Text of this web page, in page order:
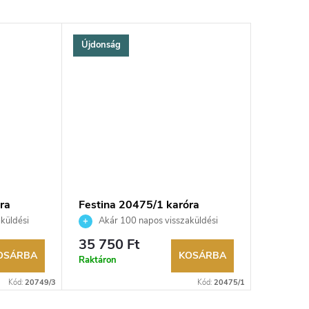
Kód: 20749/3
Újdonság
Festina 20475/1 karóra
Akár 100 napos visszaküldési
lehetőség. Hivatalos márkakereskedő.
35 750 Ft
Raktáron KOSÁRBA
Kód: 20475/1